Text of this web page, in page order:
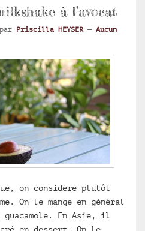
à l’avocat
par Priscilla HEYSER — Aucun
on considère plutôt
On le mange en général
guacamole. En Asie, il